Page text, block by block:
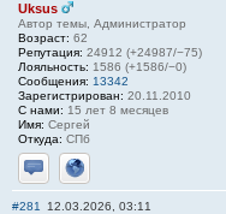
Uksus
Автор темы, Администратор
Возраст: 62
Репутация: 24912 (+24987/−75)
Лояльность: 1586 (+1586/−0)
Сообщения: 13342
Зарегистрирован: 20.11.2010
С нами: 15 лет 8 месяцев
Имя: Сергей
Откуда: СПб
Отправить личное
Сайт
#281 12.03.2026, 03:11